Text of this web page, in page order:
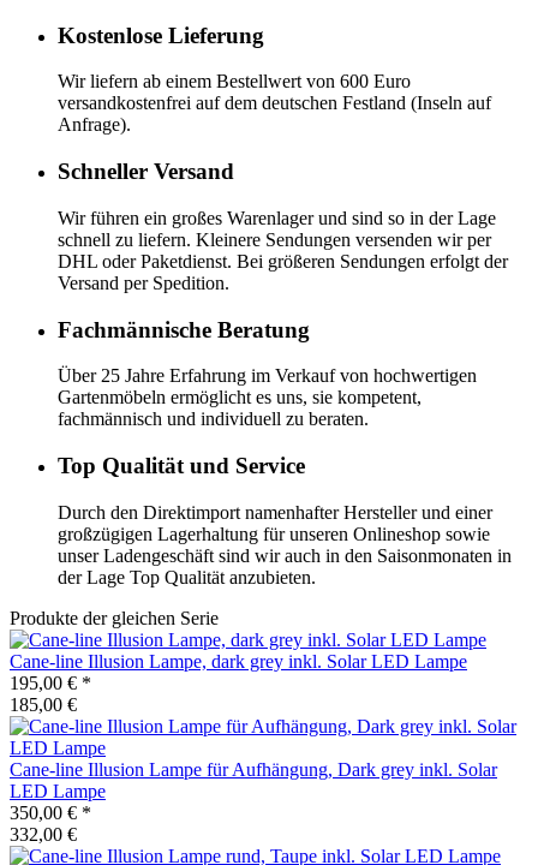
Kostenlose Lieferung
Wir liefern ab einem Bestellwert von 600 Euro
versandkostenfrei auf dem deutschen Festland (Inseln auf
Anfrage).
Schneller Versand
Wir führen ein großes Warenlager und sind so in der Lage
schnell zu liefern. Kleinere Sendungen versenden wir per
DHL oder Paketdienst. Bei größeren Sendungen erfolgt der
Versand per Spedition.
Fachmännische Beratung
Über 25 Jahre Erfahrung im Verkauf von hochwertigen
Gartenmöbeln ermöglicht es uns, sie kompetent,
fachmännisch und individuell zu beraten.
Top Qualität und Service
Durch den Direktimport namenhafter Hersteller und einer
großzügigen Lagerhaltung für unseren Onlineshop sowie
unser Ladengeschäft sind wir auch in den Saisonmonaten in
der Lage Top Qualität anzubieten.
Produkte der gleichen Serie
Cane-line Illusion Lampe, dark grey inkl. Solar LED Lampe
195,00 € *
185,00 €
Cane-line Illusion Lampe für Aufhängung, Dark grey inkl. Solar
LED Lampe
350,00 € *
332,00 €